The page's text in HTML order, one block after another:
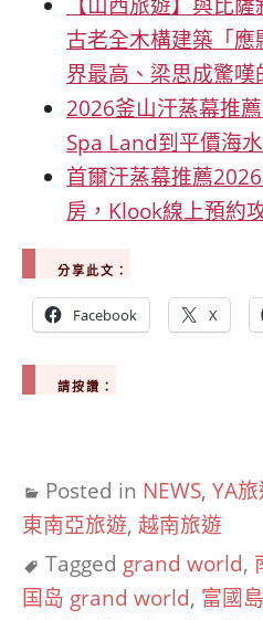
古老全木構建築「
界最高、梁思成驚
2026釜山汗蒸幕推
Spa Land到平價海
首爾汗蒸幕推薦
房，Klook線上預約
分享此文：
Facebook X
請按讚：
Posted in NEWS, YA
東南亞旅遊, 越南旅遊
Tagged grand world,
国岛 grand world, 富國島